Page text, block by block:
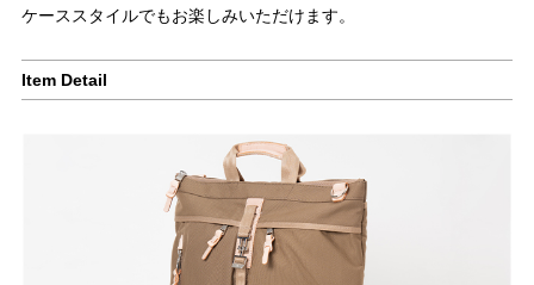
ケーススタイルでもお楽しみいただけます。
Item Detail